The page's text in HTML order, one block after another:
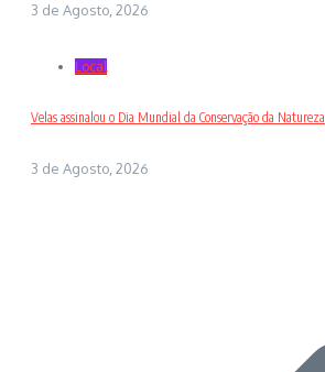
3 de Agosto, 2026
Local
Velas assinalou o Dia Mundial da Conservação da Natureza
3 de Agosto, 2026